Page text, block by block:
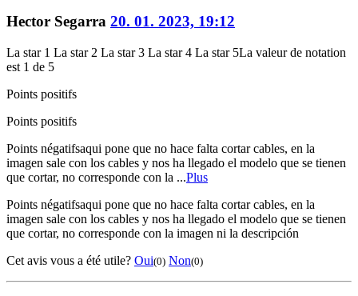
Hector Segarra 20. 01. 2023, 19:12
La star 1 La star 2 La star 3 La star 4 La star 5La valeur de notation
est 1 de 5
Points positifs
Points positifs
Points négatifsaqui pone que no hace falta cortar cables, en la
imagen sale con los cables y nos ha llegado el modelo que se tienen
que cortar, no corresponde con la ...Plus
Points négatifsaqui pone que no hace falta cortar cables, en la
imagen sale con los cables y nos ha llegado el modelo que se tienen
que cortar, no corresponde con la imagen ni la descripción
Cet avis vous a été utile? Oui(0) Non(0)